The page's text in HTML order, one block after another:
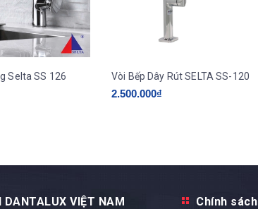
Selta SS 126 Vòi Bếp Dây Rút SELTA SS-120
2.500.000₫
DANTALUX VIỆT NAM Chính sách